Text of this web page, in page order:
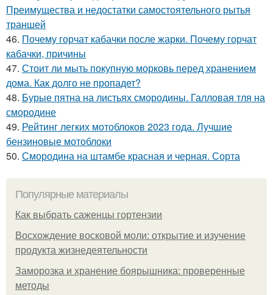
Преимущества и недостатки самостоятельного рытья
траншей
46. Почему горчат кабачки после жарки. Почему горчат
кабачки, причины
47. Стоит ли мыть покупную морковь перед хранением
дома. Как долго не пропадет?
48. Бурые пятна на листьях смородины. Галловая тля на
смородине
49. Рейтинг легких мотоблоков 2023 года. Лучшие
бензиновые мотоблоки
50. Смородина на штамбе красная и черная. Сорта
Популярные материалы
Как выбрать саженцы гортензии
Восхождение восковой моли: открытие и изучение
продукта жизнедеятельности
Заморозка и хранение боярышника: проверенные
методы